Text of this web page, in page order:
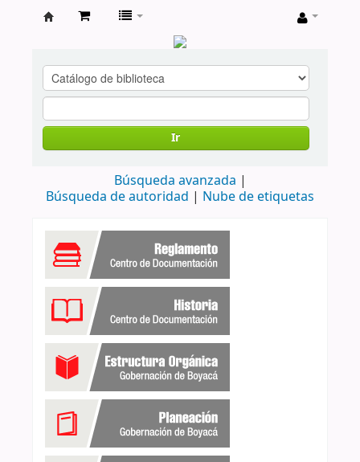
de
Documentación
Gobernación
de
Ir
Búsqueda avanzada
Búsqueda de autoridad
Nube de etiquetas